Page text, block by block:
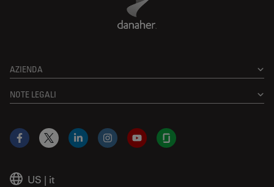
AZIENDA
NOTE LEGALI
US | it
Facebook
X LinkedInInstagramYouTubeGlassdoor